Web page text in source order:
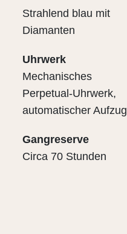
Strahlend blau mit
Diamanten
Uhrwerk
Mechanisches
Perpetual-Uhrwerk,
automatischer Aufzug
Gangreserve
Circa 70 Stunden